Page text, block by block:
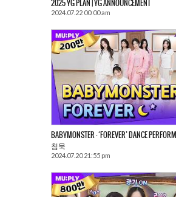
2025 YG PLAN | YG ANNOUNCEMENT
2024.07.22 00:00 am
BABYMONSTER – ‘FOREVER’ DANCE
침묵
2024.07.20 21:55 pm